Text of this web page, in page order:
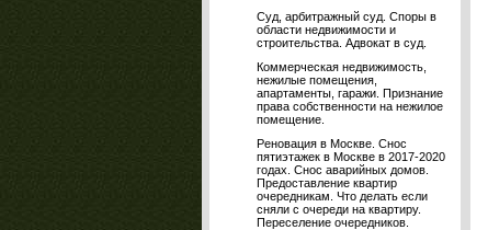
Суд, арбитражный суд. Споры в
области недвижимости и
строительства. Адвокат в суд.
Коммерческая недвижимость,
нежилые помещения,
апартаменты, гаражи. Признание
права собственности на нежилое
помещение.
Реновация в Москве. Снос
пятиэтажек в Москве в 2017-2020
годах. Снос аварийных домов.
Предоставление квартир
очередникам. Что делать если
сняли с очереди на квартиру.
Переселение очередников.